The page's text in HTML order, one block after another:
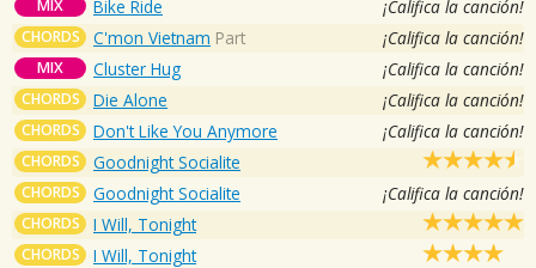
MIX Bike Ride ¡Califica la canción!
CHORDS C'mon Vietnam Part ¡Califica la canción!
MIX Cluster Hug ¡Califica la canción!
CHORDS Die Alone ¡Califica la canción!
CHORDS Don't Like You Anymore ¡Califica la canción!
CHORDS Goodnight Socialite
CHORDS Goodnight Socialite ¡Califica la canción!
CHORDS I Will, Tonight
CHORDS I Will, Tonight